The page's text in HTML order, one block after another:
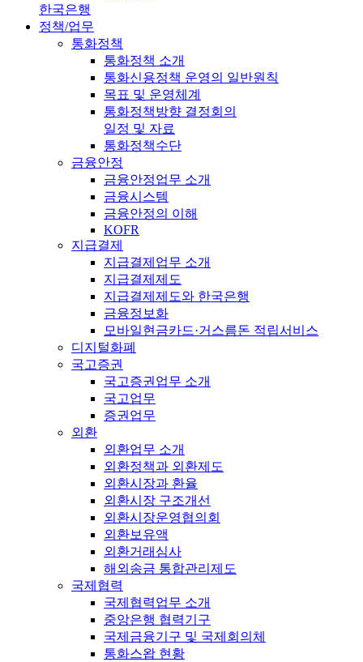
한국은행
정책/업무
통화정책
통화정책 소개
통화신용정책 운영의 일반원칙
목표 및 운영체계
통화정책방향 결정회의
일정 및 자료
통화정책수단
금융안정
금융안정업무 소개
금융시스템
금융안정의 이해
KOFR
지급결제
지급결제업무 소개
지급결제제도
지급결제제도와 한국은행
금융정보화
모바일현금카드·거스름돈 적립서비스
디지털화폐
국고증권
국고증권업무 소개
국고업무
증권업무
외환
외환업무 소개
외환정책과 외환제도
외환시장과 환율
외환시장 구조개선
외환시장운영협의회
외환보유액
외환거래심사
해외송금 통합관리제도
국제협력
국제협력업무 소개
중앙은행 협력기구
국제금융기구 및 국제회의체
통화스왑 현황